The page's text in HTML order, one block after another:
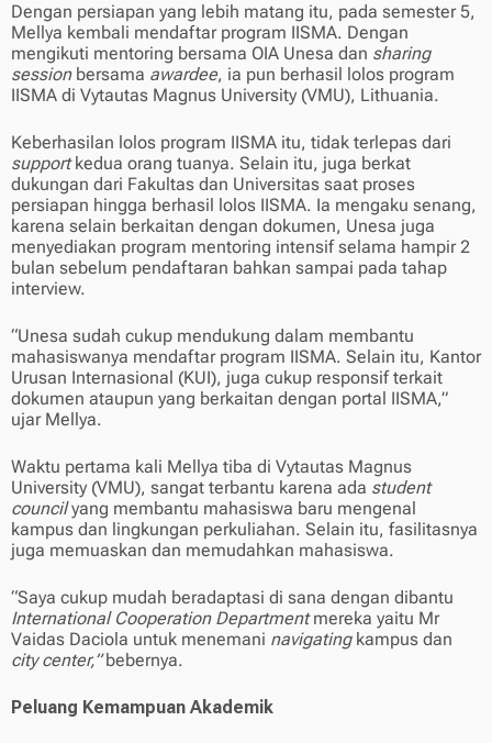
Dengan persiapan yang lebih matang itu, pada semester 5,
Mellya kembali mendaftar program IISMA. Dengan
mengikuti mentoring bersama OIA Unesa dan sharing
sessionbersama awardee, ia pun berhasil lolos program
IISMA di Vytautas Magnus University (VMU), Lithuania.
Keberhasilan lolos program IISMA itu, tidak terlepas dari
supportkedua orang tuanya. Selain itu, juga berkat
dukungan dari Fakultas dan Universitas saat proses
persiapan hingga berhasil lolos IISMA. Ia mengaku senang,
karena selain berkaitan dengan dokumen, Unesa juga
menyediakan program mentoring intensif selama hampir 2
bulan sebelum pendaftaran bahkan sampai pada tahap
interview.
“Unesa sudah cukup mendukung dalam membantu
mahasiswanya mendaftar program IISMA. Selain itu, Kantor
Urusan Internasional (KUI), juga cukup responsif terkait
dokumen ataupun yang berkaitan dengan portal IISMA,”
ujar Mellya.
Waktu pertama kali Mellya tiba di Vytautas Magnus
University (VMU), sangat terbantu karena ada student
councilyang membantu mahasiswa baru mengenal
kampus dan lingkungan perkuliahan. Selain itu, fasilitasnya
juga memuaskan dan memudahkan mahasiswa.
“Saya cukup mudah beradaptasi di sana dengan dibantu
International Cooperation Departmentmereka yaitu Mr
Vaidas Daciola untuk menemani navigatingkampus dan
city center,”bebernya.
Peluang Kemampuan Akademik